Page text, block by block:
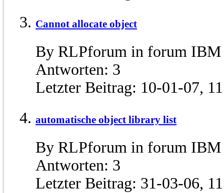
Cannot allocate object
By RLPforum in forum
Antworten: 3
Letzter Beitrag: 10-01-07,
automatische object library list
By RLPforum in forum
Antworten: 3
Letzter Beitrag: 31-03-06,